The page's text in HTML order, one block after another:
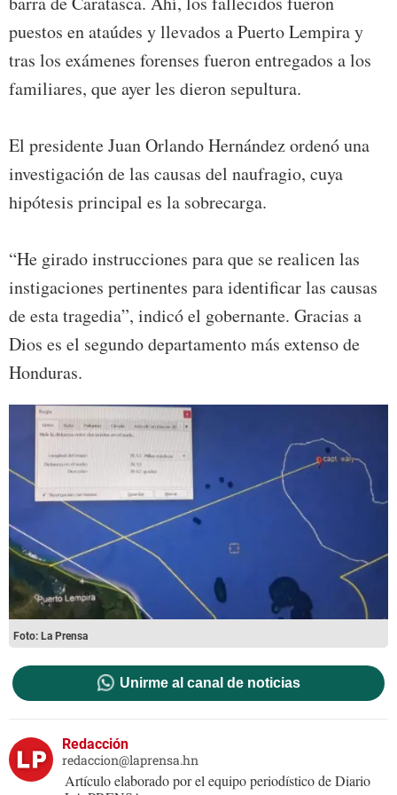
puestos en ataúdes y llevados a Puerto Lempira y
tras los exámenes forenses fueron entregados a los
familiares, que ayer les dieron sepultura.
El presidente Juan Orlando Hernández ordenó una
investigación de las causas del naufragio, cuya
hipótesis principal es la sobrecarga.
“He girado instrucciones para que se realicen las
instigaciones pertinentes para identificar las causas
de esta tragedia”, indicó el gobernante. Gracias a
Dios es el segundo departamento más extenso de
Honduras.
Foto: La Prensa
Unirme al canal de noticias
Redacción
redaccion@laprensa.hn
Artículo elaborado por el equipo periodístico de Diario